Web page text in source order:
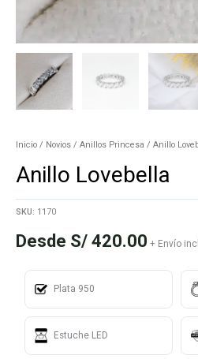
Inicio / Novios / Anillos Princesa / Anillo
Anillo Lovebella
SKU: 1170
Desde S/ 420.00 + Envío
Plata 950
Estuche LED